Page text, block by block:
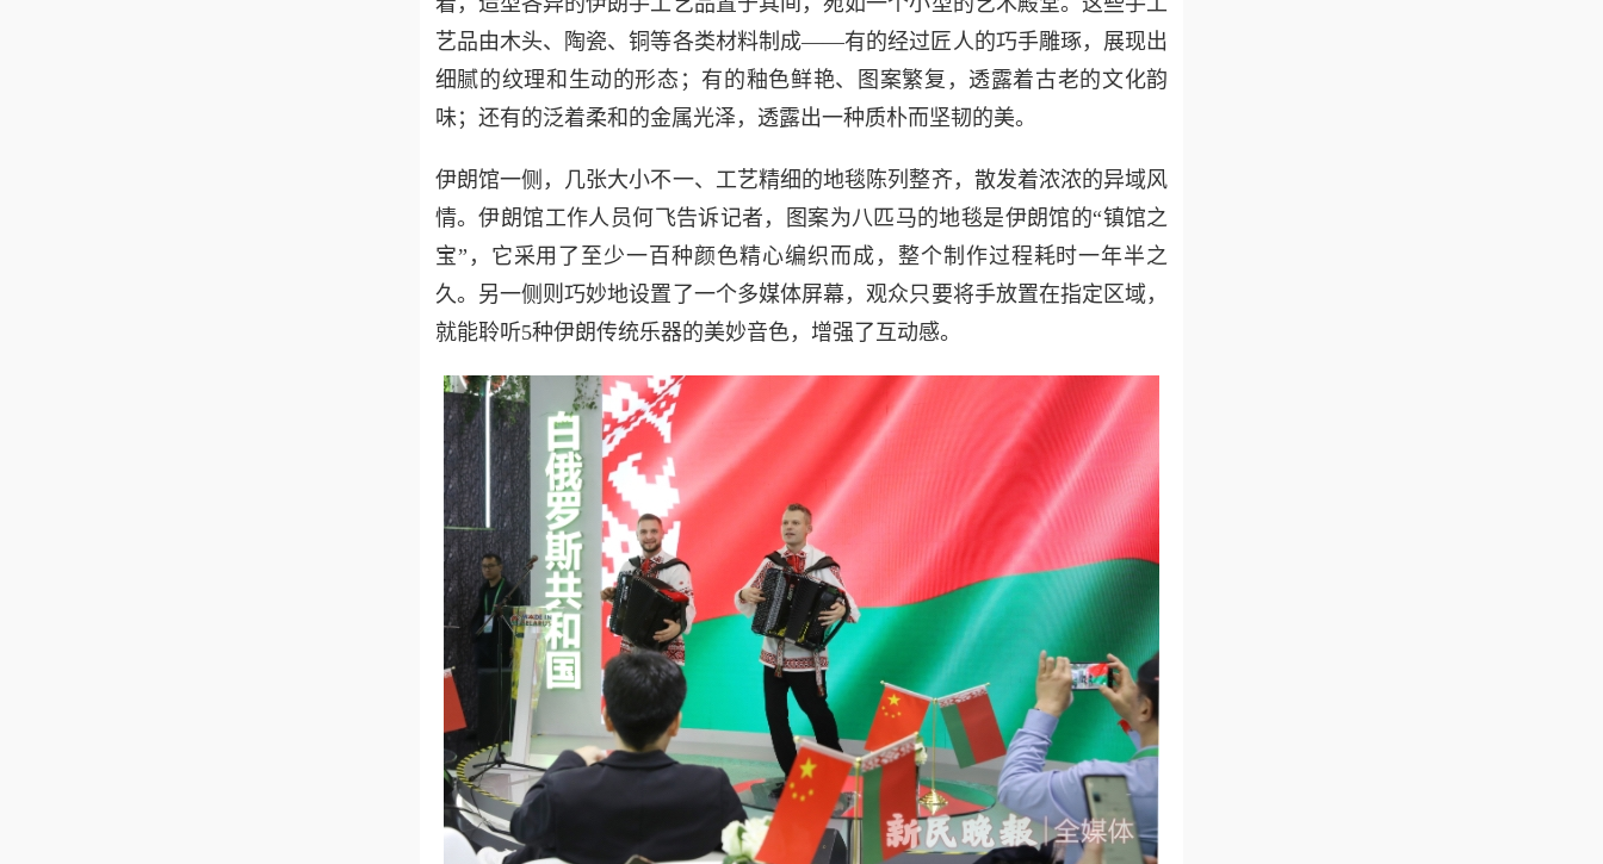
艺品由木头、陶瓷、铜等各类材料制成——有的经过匠人的巧手雕琢，展现出
细腻的纹理和生动的形态；有的釉色鲜艳、图案繁复，透露着古老的文化韵
味；还有的泛着柔和的金属光泽，透露出一种质朴而坚韧的美。
伊朗馆一侧，几张大小不一、工艺精细的地毯陈列整齐，散发着浓浓的异域风
情。伊朗馆工作人员何飞告诉记者，图案为八匹马的地毯是伊朗馆的“镇馆之
宝”，它采用了至少一百种颜色精心编织而成，整个制作过程耗时一年半之
久。另一侧则巧妙地设置了一个多媒体屏幕，观众只要将手放置在指定区域，
就能聆听5种伊朗传统乐器的美妙音色，增强了互动感。